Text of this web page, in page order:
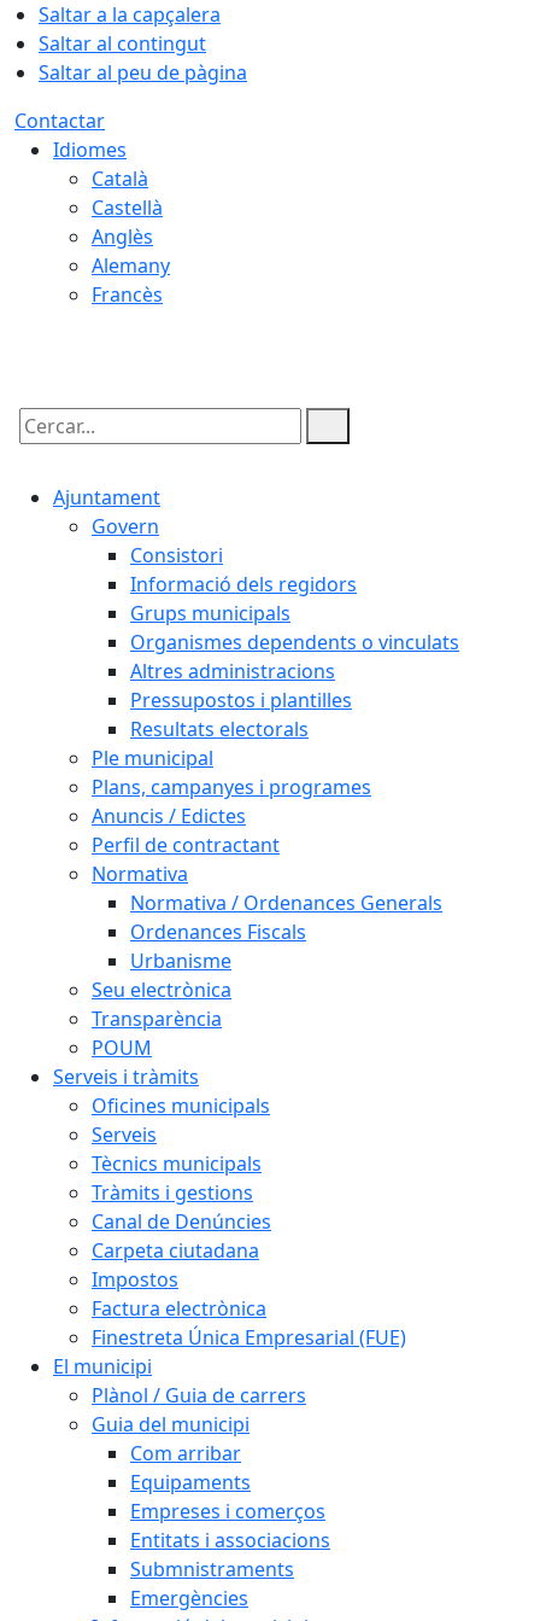
Saltar a la capçalera
Saltar al contingut
Saltar al peu de pàgina
Contactar
Idiomes
Català
Castellà
Anglès
Alemany
Francès
Cercar:
Ajuntament
Govern
Consistori
Informació dels regidors
Grups municipals
Organismes dependents o vinculats
Altres administracions
Pressupostos i plantilles
Resultats electorals
Ple municipal
Plans, campanyes i programes
Anuncis / Edictes
Perfil de contractant
Normativa
Normativa / Ordenances Generals
Ordenances Fiscals
Urbanisme
Seu electrònica
Transparència
POUM
Serveis i tràmits
Oficines municipals
Serveis
Tècnics municipals
Tràmits i gestions
Canal de Denúncies
Carpeta ciutadana
Impostos
Factura electrònica
Finestreta Única Empresarial (FUE)
El municipi
Plànol / Guia de carrers
Guia del municipi
Com arribar
Equipaments
Empreses i comerços
Entitats i associacions
Submnistraments
Emergències